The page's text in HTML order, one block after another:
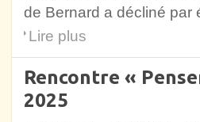
de Bernard a décliné par
Lire plus
Rencontre «
2025